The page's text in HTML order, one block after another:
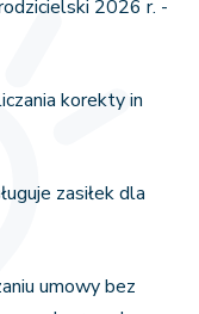
2026 r. -
korekty in
zasiłek dla
umowy bez